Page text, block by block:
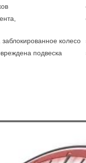
колесо
подвеска